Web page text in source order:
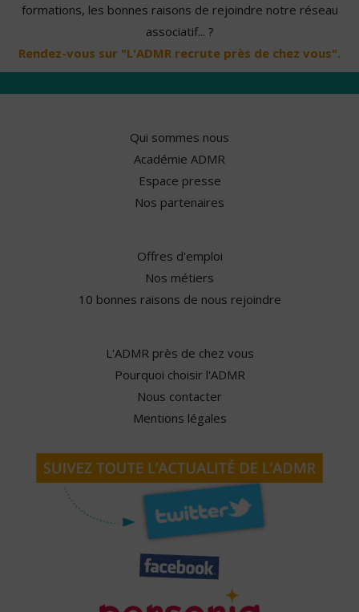
formations, les bonnes raisons de rejoindre notre réseau
associatif... ?
Rendez-vous sur "L'ADMR recrute près de chez vous".
Qui sommes nous
Académie ADMR
Espace presse
Nos partenaires
Offres d'emploi
Nos métiers
10 bonnes raisons de nous rejoindre
L'ADMR près de chez vous
Pourquoi choisir l'ADMR
Nous contacter
Mentions légales